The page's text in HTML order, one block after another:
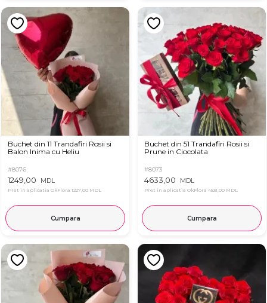
Buchet din 11 Trandafiri Rosii si
Balon Inima cu Heliu
#8076
1249,00 MDL
Pret in aplicatia OkFlora 1227,00 MDL
Cumpara
Buchet din 51 Trandafiri Rosii si
Prune in Ciocolata
#8073
4633,00 MDL
Pret in aplicatia OkFlora 4531,00 MDL
Cumpara